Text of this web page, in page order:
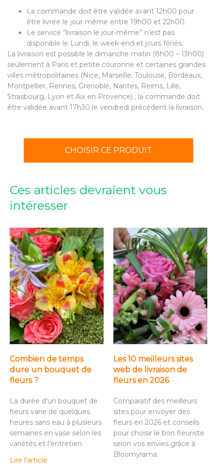
La commande doit être validée avant 12h00 pour
être livrée le jour même entre 19h00 et 22h00.
Le service “livraison le jour-même” n’est pas
disponible le Lundi, le week-end et jours fériés.
La livraison est possible le dimanche matin (8h00 – 13h00)
seulement à Paris et petite couronne et certaines grandes
villes métropolitaines (Nice, Marseille, Toulouse, Bordeaux,
Montpellier, Rennes, Grenoble, Nantes, Reims, Lille,
Strasbourg, Lyon et Aix en Provence) ; la commande doit
être validée avant 17h30 le vendredi précédent la livraison.
CHOISIR CE PRODUIT
Ces articles devraient vous
intéresser
Combien de temps
dure un bouquet de
fleurs ?
La durée d’un bouquet de
fleurs varie de quelques
heures sans eau à plusieurs
semaines en vase selon les
variétés et l’entretien.
Lire l'article
Les 10 meilleurs sites
web de livraison de
fleurs en 2026
Comparatif des meilleurs
sites pour envoyer des
fleurs en 2026 et conseils
pour choisir le bon fleuriste
selon vos envies grâce à
Bloomyrama.